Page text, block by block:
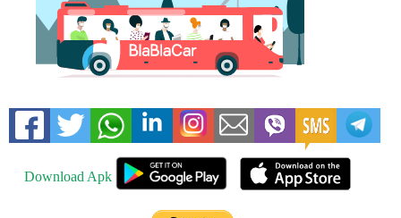
Download Apk